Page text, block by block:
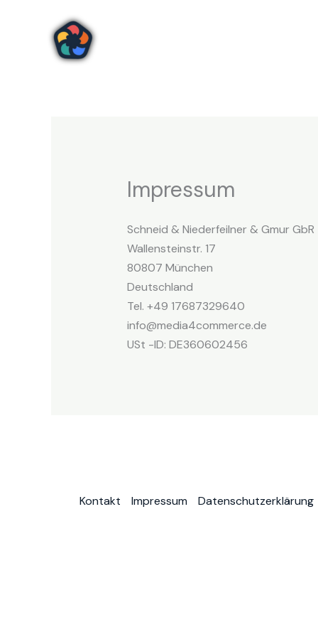
Impressum
Schneid & Niederfeilner & Gmur GbR
Wallensteinstr. 17
80807 München
Deutschland
Tel. +49 17687329640
info@media4commerce.de
USt -ID: DE360602456
Kontakt Impressum Datenschutzerklärung